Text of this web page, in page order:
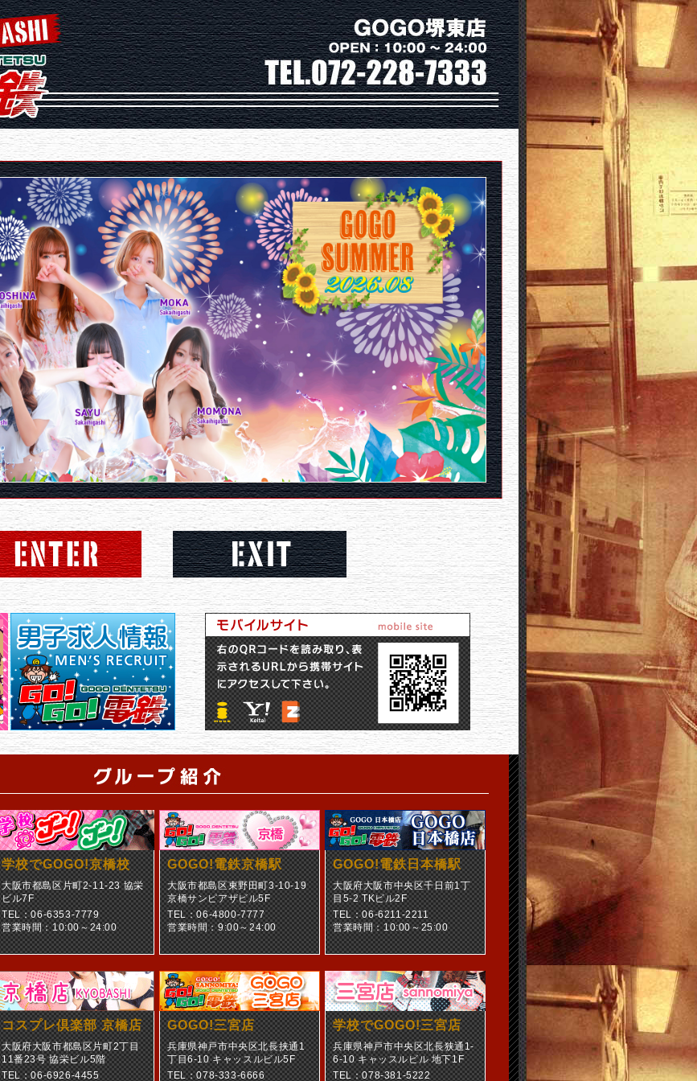
学校でGOGO!京橋校
大阪市都島区片町2-11-23 協栄
ビル7F
TEL：06-6353-7779
営業時間：10:00～24:00
GOGO!電鉄京橋駅
大阪市都島区東野田町3-10-19
京橋サンピアザビル5F
TEL：06-4800-7777
営業時間：9:00～24:00
GOGO!電鉄日本橋駅
大阪府大阪市中央区千日前1丁
目5-2 TKビル2F
TEL：06-6211-2211
営業時間：10:00～25:00
コスプレ倶楽部 京橋店
大阪府大阪市都島区片町2丁目
11番23号 協栄ビル5階
TEL：06-6926-4455
GOGO!三宮店
兵庫県神戸市中央区北長挟通1
丁目6-10 キャッスルビル5F
TEL：078-333-6666
学校でGOGO!三宮店
兵庫県神戸市中央区北長狭通1-
6-10 キャッスルビル 地下1F
TEL：078-381-5222